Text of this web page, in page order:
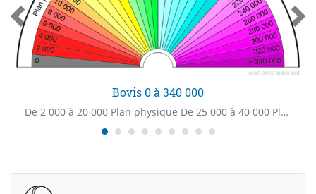
Bovis 0 à 340 000
De 2 000 à 20 000 Plan physique De 25 000 à 40 000 Plan énergétique À partir de 60 000 Plan spirituel